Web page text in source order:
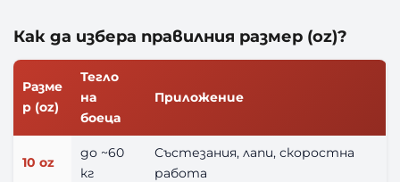
Как да избера правилния размер (oz)?
Разме
р (oz)
Тегло
на
боеца
Приложение
10 oz
до ~60
кг
Състезания, лапи, скоростна
работа